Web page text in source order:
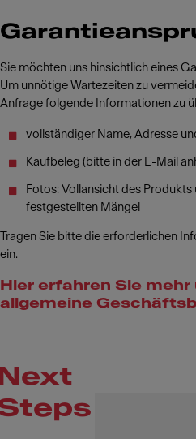
Sie möchten uns hinsichtlich eines
Um unnötige Wartezeiten zu
Anfrage folgende Informationen zu
vollständiger Name, Adresse
Kaufbeleg (bitte in der E-Mail
Fotos: Vollansicht des
festgestellten Mängel
Tragen Sie bitte die erforderlichen
ein.
Hier erfahren Sie mehr
allgemeine